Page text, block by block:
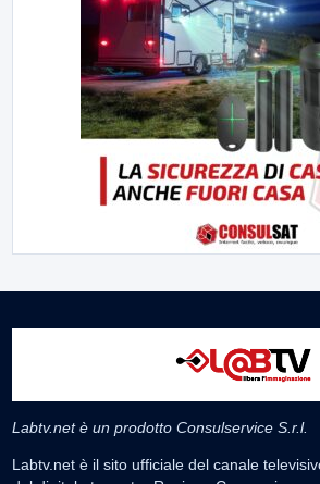
Labtv.net è un prodotto Consulservice S.r.l.
Labtv.net è il sito ufficiale del canale